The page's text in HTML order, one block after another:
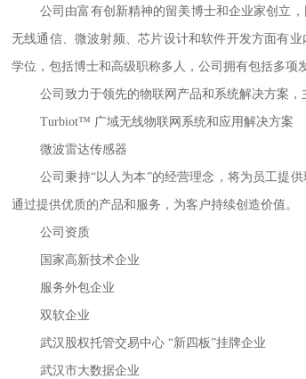
公司由富有创新精神的留美博士和企业家创立
无线通信、微波射频、芯片设计和软件开发方面有
学位，包括博士和高级职称多人，公司拥有包括多项
公司致力于领先的物联网产品和系统解决方案，
Turbiot™ 广域无线物联网系统和应用解决方案
微波雷达传感器
公司秉持“以人为本”的经营理念，将为员工提
通过提供优质的产品和服务，为客户持续创造价值。
公司资质
国家高新技术企业
服务外包企业
双软企业
武汉股权托管交易中心 “新四板”挂牌企业
武汉市大数据企业